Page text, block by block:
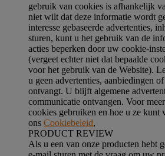
gebruik van cookies is afhankelijk
niet wilt dat deze informatie wordt
interesse gebaseerde advertenties,
sturen, kunt u het gebruik van de
acties beperken door uw cookie-
(vergeet echter niet dat bepaalde
voor het gebruik van de Website).
u geen advertenties, aanbiedingen
ontvangt. U blijft algemene
communicatie ontvangen. Voor
cookies gebruiken en hoe u ze kunt
ons Cookiebeleid,
PRODUCT REVIEW
Als u een van onze producten hebt